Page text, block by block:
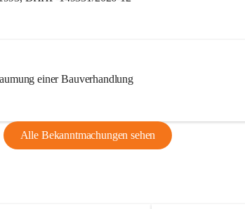
einer Bauverhandlung
Alle Bekanntmachungen sehen